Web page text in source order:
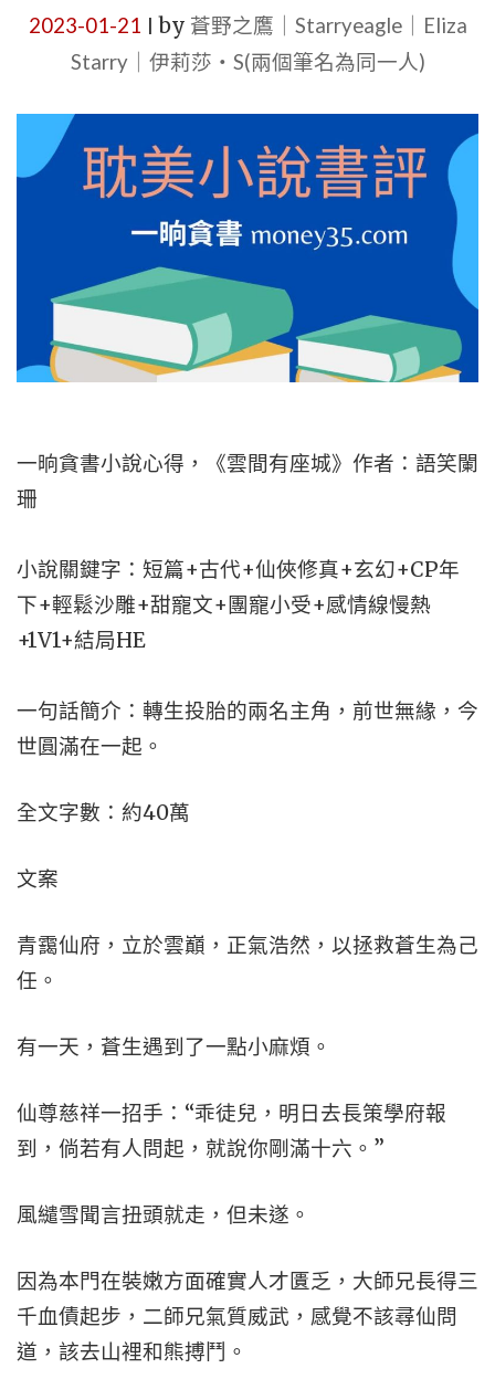
2023-01-21 by 蒼野之鷹｜Starryeagle｜Eliza
Starry｜伊莉莎・S(兩個筆名為同一人)
一晌貪書小說心得，《雲間有座城》作者：語笑闌
珊
小說關鍵字：短篇+古代+仙俠修真+玄幻+CP年
下+輕鬆沙雕+甜寵文+團寵小受+感情線慢熱
+1V1+結局HE
一句話簡介：轉生投胎的兩名主角，前世無緣，今
世圓滿在一起。
全文字數：約40萬
文案
青靄仙府，立於雲巔，正氣浩然，以拯救蒼生為己
任。
有一天，蒼生遇到了一點小麻煩。
仙尊慈祥一招手：“乖徒兒，明日去長策學府報
到，倘若有人問起，就說你剛滿十六。”
風繾雪聞言扭頭就走，但未遂。
因為本門在裝嫩方面確實人才匱乏，大師兄長得三
千血債起步，二師兄氣質威武，感覺不該尋仙問
道，該去山裡和熊搏鬥。